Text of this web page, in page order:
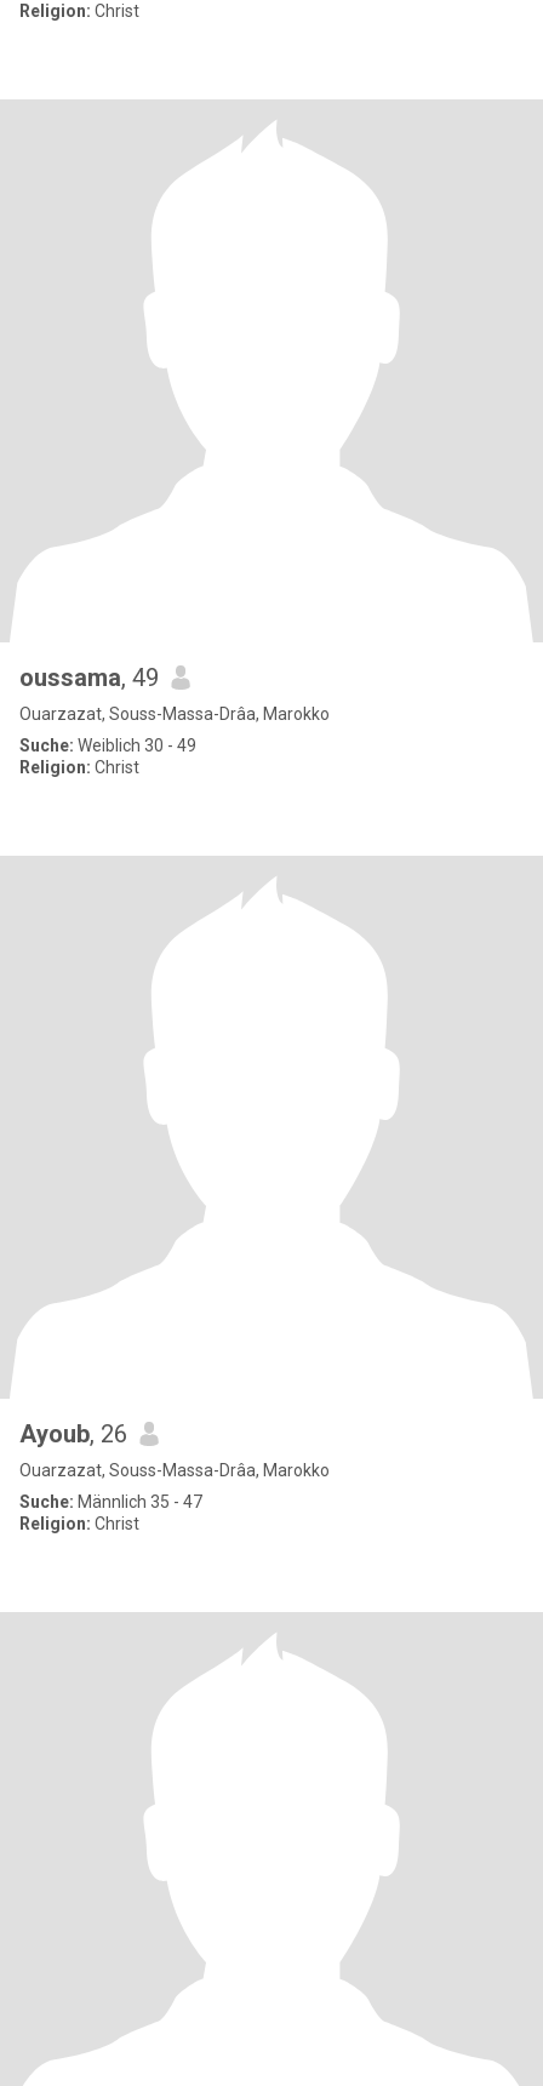
Religion: Christ
oussama, 49
Ouarzazat, Souss-Massa-Drâa, Marokko
Suche: Weiblich 30 - 49
Religion: Christ
Ayoub, 26
Ouarzazat, Souss-Massa-Drâa, Marokko
Suche: Männlich 35 - 47
Religion: Christ